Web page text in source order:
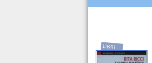
LIBRI